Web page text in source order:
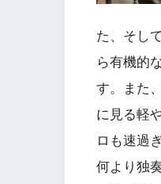
た、そし
ら有機的
す。また
に見る軽
ロも速過
何より独